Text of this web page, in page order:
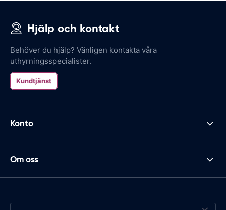
Hjälp och kontakt
Behöver du hjälp? Vänligen kontakta våra
uthyrningsspecialister.
Kundtjänst
Konto
Om oss